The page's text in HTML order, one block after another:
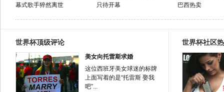
幕式歌手猝然离世
只待开幕
巴西热卖
世界杯顶级评论
美女向托雷斯求婚
这位西班牙美女球迷的标牌
上面写着的是“托雷斯 娶我
吧”...
世界杯社区